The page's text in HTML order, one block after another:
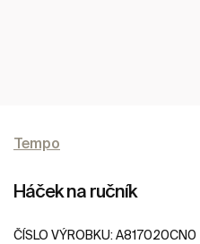
Tempo
Háček na ručník
ČÍSLO VÝROBKU: A817020CN0